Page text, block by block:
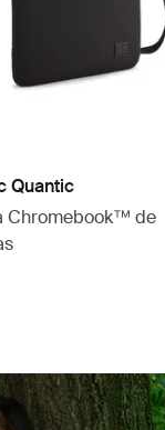
Quantic
Chromebook™ de